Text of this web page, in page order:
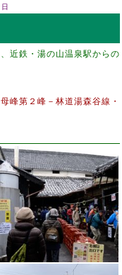
近鉄・湯の山温泉駅からの
峰第２峰－林道湯森谷線・